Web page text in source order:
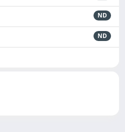
ND
ND